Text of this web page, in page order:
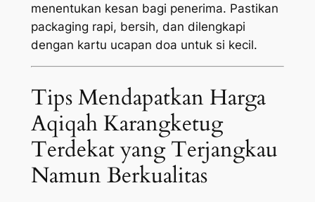
menentukan kesan bagi penerima. Pastikan
packaging rapi, bersih, dan dilengkapi
dengan kartu ucapan doa untuk si kecil.
Tips Mendapatkan Harga
Aqiqah Karangketug
Terdekat yang Terjangkau
Namun Berkualitas